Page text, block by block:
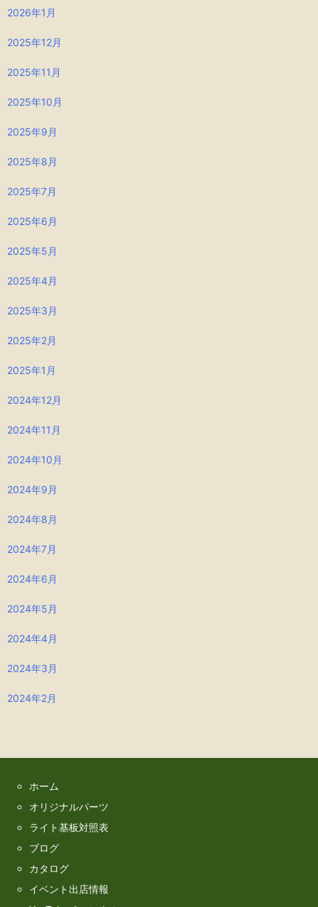
2026年1月
2025年12月
2025年11月
2025年10月
2025年9月
2025年8月
2025年7月
2025年6月
2025年5月
2025年4月
2025年3月
2025年2月
2025年1月
2024年12月
2024年11月
2024年10月
2024年9月
2024年8月
2024年7月
2024年6月
2024年5月
2024年4月
2024年3月
2024年2月
ホーム
オリジナルパーツ
ライト基板対照表
ブログ
カタログ
イベント出店情報